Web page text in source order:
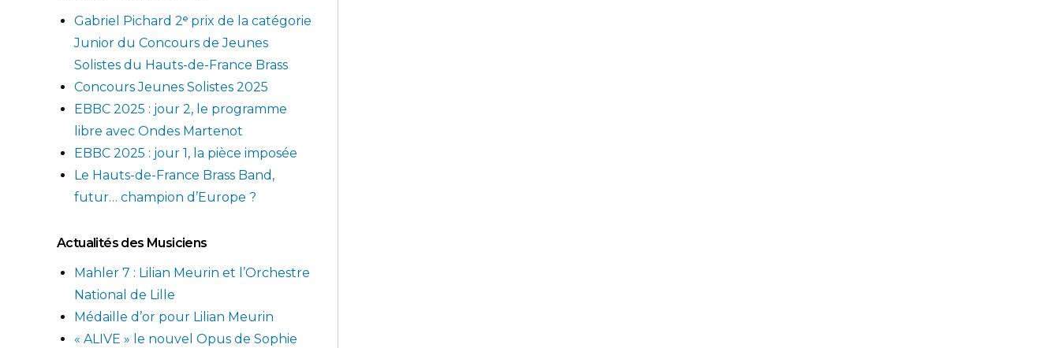
Gabriel Pichard 2ᵉ prix de la catégorie
Junior du Concours de Jeunes
Solistes du Hauts-de-France Brass
Concours Jeunes Solistes 2025
EBBC 2025 : jour 2, le programme
libre avec Ondes Martenot
EBBC 2025 : jour 1, la pièce imposée
Le Hauts-de-France Brass Band,
futur… champion d’Europe ?
Actualités des Musiciens
Mahler 7 : Lilian Meurin et l’Orchestre
National de Lille
Médaille d’or pour Lilian Meurin
« ALIVE » le nouvel Opus de Sophie